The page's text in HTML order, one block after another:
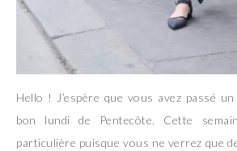
Hello ! J’espère que vous avez passé
bon lundi de Pentecôte. Cette
particulière puisque vous ne verrez que